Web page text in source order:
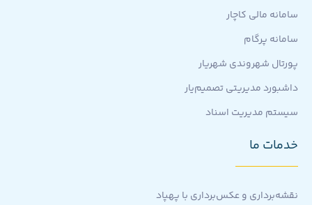
سامانه مالی کاچار
سامانه پرگام
پورتال شهروندی شهریار
داشبورد مدیریتی تصمیم‌یار
سیستم مدیریت اسناد
خدمات ما
نقشه‌برداری و عکس‌برداری با پهپاد